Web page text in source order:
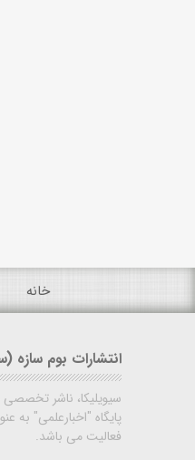
خانه
انتشارات بوم سازه
سیویلیکا، ناشر
پایگاه "اخبارعلمی" به
فعالیت می باشد.